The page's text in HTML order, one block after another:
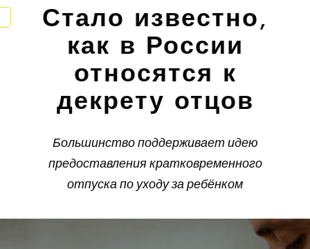
Стало известно,
как в России
относятся к
декрету отцов
Большинство поддерживает идею
предоставления кратковременного
отпуска по уходу за ребёнком